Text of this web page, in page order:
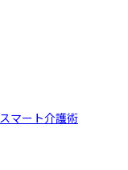
マート介護術